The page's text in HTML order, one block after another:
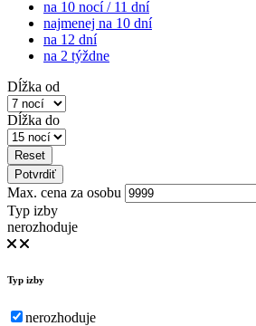
na 10 nocí / 11 dní
najmenej na 10 dní
na 12 dní
na 2 týždne
Dĺžka od
Dĺžka do
Reset
Potvrdiť
Max. cena za osobu
Typ izby
nerozhoduje
Typ izby
nerozhoduje